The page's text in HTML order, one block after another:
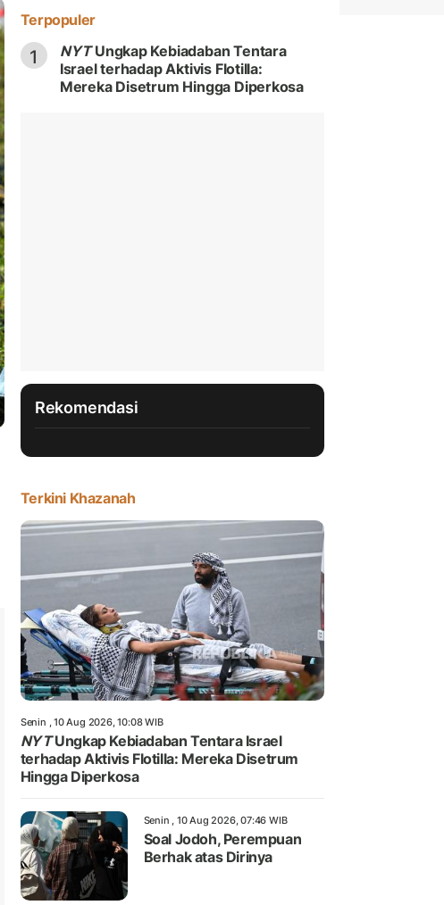
Terpopuler
1 NYTUngkap Kebiadaban Tentara
Israel terhadap Aktivis Flotilla:
Mereka Disetrum Hingga Diperkosa
Rekomendasi
Terkini Khazanah
Senin , 10 Aug 2026, 10:08 WIB
NYTUngkap Kebiadaban Tentara Israel
terhadap Aktivis Flotilla: Mereka Disetrum
Hingga Diperkosa
Senin , 10 Aug 2026, 07:46 WIB
Soal Jodoh, Perempuan
Berhak atas Dirinya